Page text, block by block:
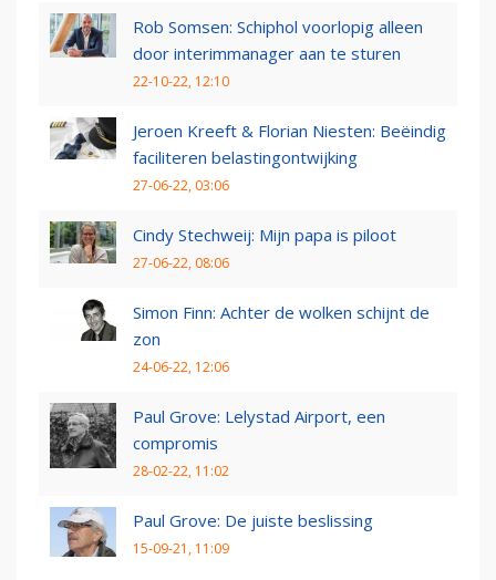
Rob Somsen: Schiphol voorlopig alleen
door interimmanager aan te sturen
22-10-22, 12:10
Jeroen Kreeft & Florian Niesten: Beëindig
faciliteren belastingontwijking
27-06-22, 03:06
Cindy Stechweij: Mijn papa is piloot
27-06-22, 08:06
Simon Finn: Achter de wolken schijnt de
zon
24-06-22, 12:06
Paul Grove: Lelystad Airport, een
compromis
28-02-22, 11:02
Paul Grove: De juiste beslissing
15-09-21, 11:09